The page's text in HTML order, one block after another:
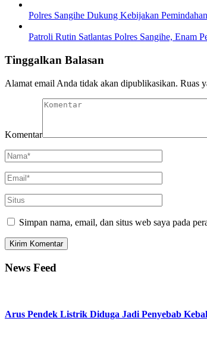
Polres Sangihe Dukung Kebijakan
Patroli Rutin Satlantas Polres Sangihe, Enam
Tinggalkan Balasan
Alamat email Anda tidak akan dipublikasikan. Ruas
Komentar
Simpan nama, email, dan situs web saya pada
News Feed
Arus Pendek Listrik Diduga Jadi Penyebab